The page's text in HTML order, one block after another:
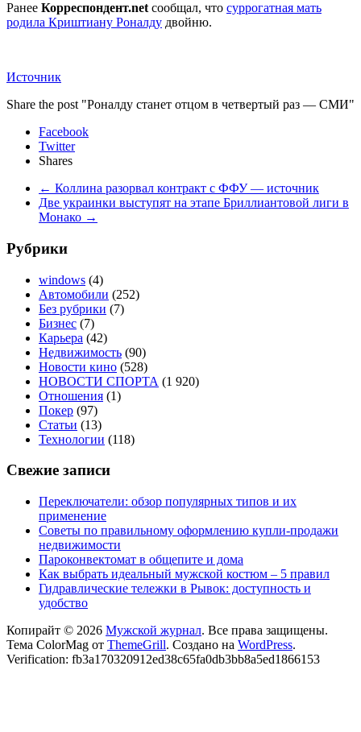
Ранее Корреспондент.net сообщал, что суррогатная мать
родила Криштиану Роналду двойню.
Источник
Share the post "Роналду станет отцом в четвертый раз — СМИ"
Facebook
Twitter
Shares
← Коллина разорвал контракт с ФФУ — источник
Две украинки выступят на этапе Бриллиантовой лиги в
Монако →
Рубрики
windows (4)
Автомобили (252)
Без рубрики (7)
Бизнес (7)
Карьера (42)
Недвижимость (90)
Новости кино (528)
НОВОСТИ СПОРТА (1 920)
Отношения (1)
Покер (97)
Статьи (13)
Технологии (118)
Свежие записи
Переключатели: обзор популярных типов и их
применение
Советы по правильному оформлению купли-продажи
недвижимости
Пароконвектомат в общепите и дома
Как выбрать идеальный мужской костюм – 5 правил
Гидравлические тележки в Рывок: доступность и
удобство
Копирайт © 2026 Мужской журнал. Все права защищены.
Тема ColorMag от ThemeGrill. Создано на WordPress.
Verification: fb3a170320912ed38c65fa0db3bb8a5ed1866153